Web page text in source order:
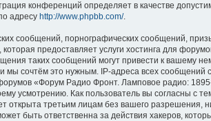
конференций определяет в качестве
адресу http://www.phpbb.com/.
сообщений, порнографических сообщений,
предоставляет услуги хостинга для
таких сообщений могут привести к вашему
мы сочтём это нужным. IP-адреса всех сообщений
«Форум Радио Фронт. Ламповое радио:
усмотрению. Как пользователь вы согласны с
открыта третьим лицам без вашего разрешения,
быть ответственна за действия хакеров,